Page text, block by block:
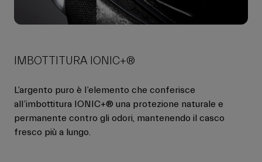
IMBOTTITURA IONIC+®
L’argento puro è l’elemento che conferisce
all’imbottitura IONIC+® una protezione naturale e
permanente contro gli odori, mantenendo il casco
fresco più a lungo.